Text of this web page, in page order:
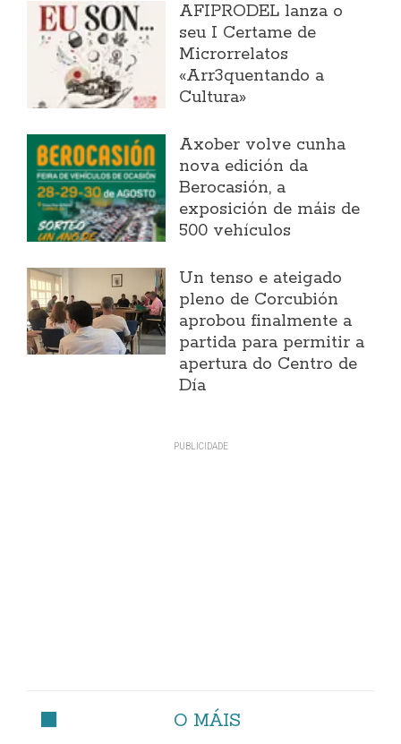
AFIPRODEL lanza o
seu I Certame de
Microrrelatos
«Arr3quentando a
Cultura»
Axober volve cunha
nova edición da
Berocasión, a
exposición de máis de
500 vehículos
Un tenso e ateigado
pleno de Corcubión
aprobou finalmente a
partida para permitir a
apertura do Centro de
Día
O MÁIS